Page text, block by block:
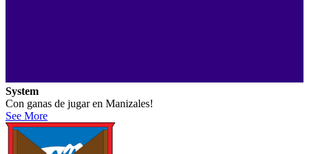
System
Con ganas de jugar en Manizales!
See More